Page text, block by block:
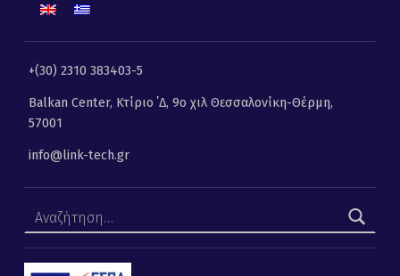
+(30) 2310 383403-5
Balkan Center, Κτίριο ΄Δ, 9ο χιλ Θεσσαλονίκη-Θέρμη,
57001
info@link-tech.gr